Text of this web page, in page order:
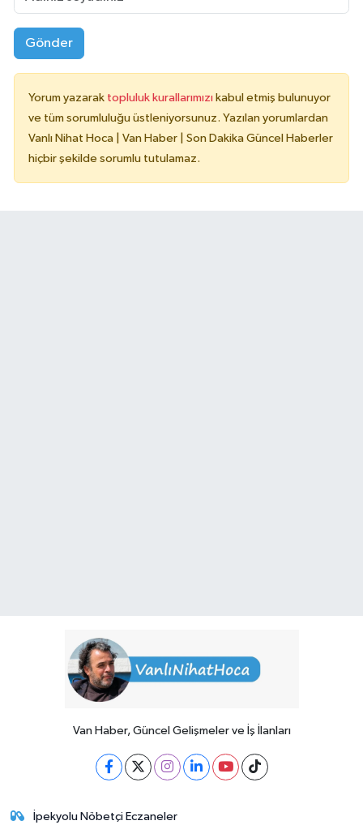
Gönder
Yorum yazarak topluluk kurallarımızı kabul etmiş bulunuyor
ve tüm sorumluluğu üstleniyorsunuz. Yazılan yorumlardan
Vanlı Nihat Hoca | Van Haber | Son Dakika Güncel Haberler
hiçbir şekilde sorumlu tutulamaz.
Van Haber, Güncel Gelişmeler ve İş İlanları
İpekyolu Nöbetçi Eczaneler